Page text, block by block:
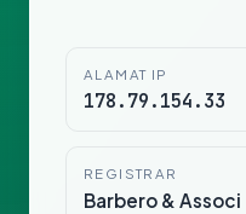
ALAMAT IP
178.79.154.33
REGISTRAR
Barbero & Associ